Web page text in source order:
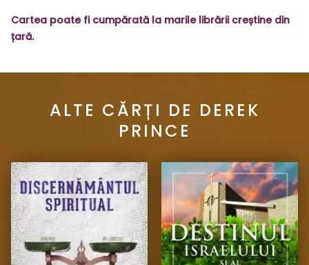
Cartea poate fi cumpărată la marile librării creștine din
țară.
ALTE CĂRȚI DE DEREK
PRINCE